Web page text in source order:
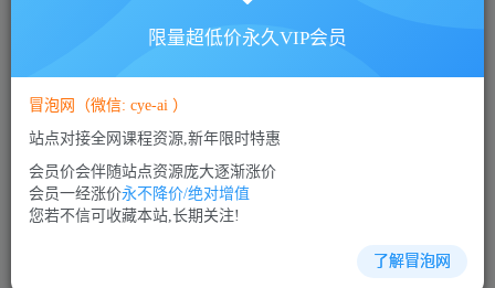
此内容为付费资源，请付费后查看
5
VIP会员 免费
立即购买
您当前未登录！建议登陆后购买，可保存购买订单
限量超低价永久VIP会员
冒泡网（微信: cye-ai ）
站点对接全网课程资源,新年限时特惠
会员价会伴随站点资源庞大逐渐涨价
会员一经涨价永不降价/绝对增值
您若不信可收藏本站,长期关注!
了解冒泡网